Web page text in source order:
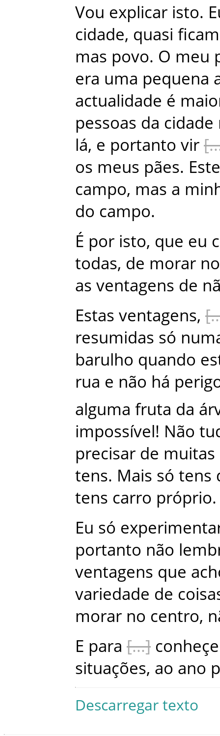
Vou explicar isto.
cidade, quasi ficam
mas povo. O meu
era uma pequena
actualidade é
pessoas da cidade
lá, e portanto vir
os meus pães. Este
campo, mas a
do campo.
É por isto, que eu
todas, de morar no
as ventagens de
Estas ventagens,
resumidas só
barulho quando
rua e não há
alguma fruta da
impossível! Não
precisar de muitas
tens. Mais só tens
tens carro próprio.
Eu só
portanto não
ventagens que
variedade de
morar no centro,
E para
situações, ao ano
Descarregar texto